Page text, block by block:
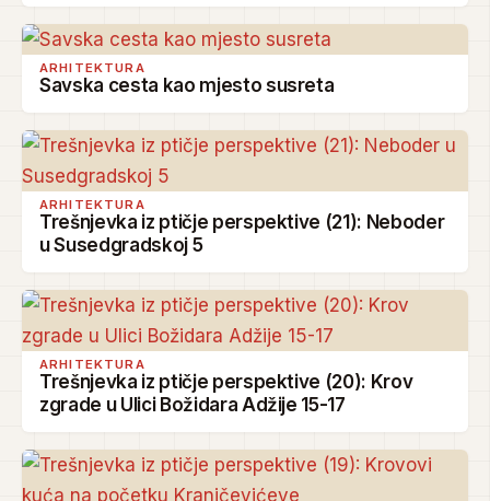
ARHITEKTURA
Savska cesta kao mjesto susreta
ARHITEKTURA
Trešnjevka iz ptičje perspektive (21): Neboder
u Susedgradskoj 5
ARHITEKTURA
Trešnjevka iz ptičje perspektive (20): Krov
zgrade u Ulici Božidara Adžije 15-17